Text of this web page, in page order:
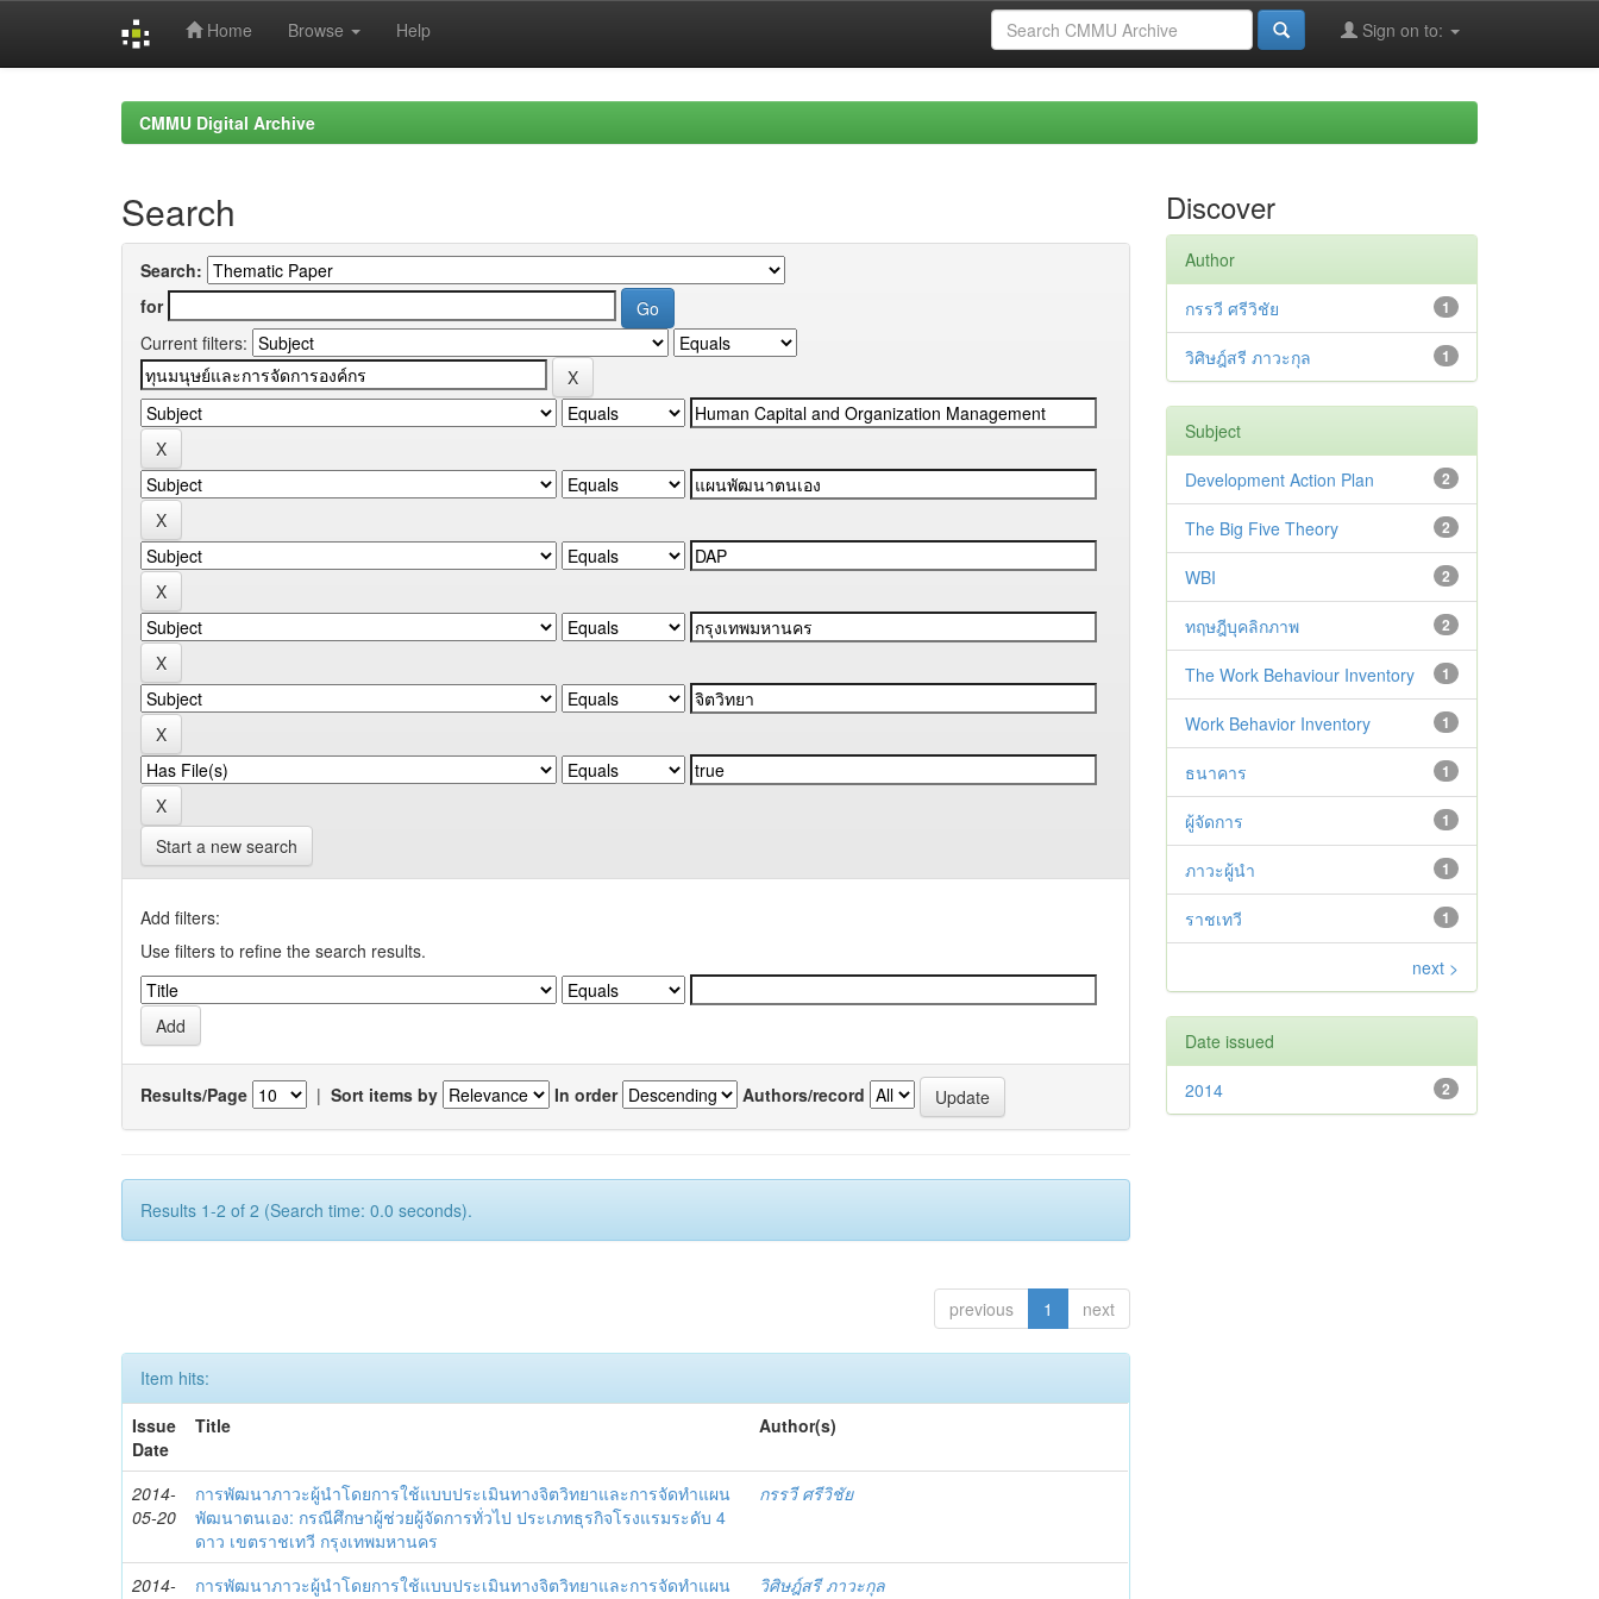
Home Browse Help Sign on to:
CMMU Digital Archive
Search
Search:
for
Current filters:
Start a new search
Add filters:
Use filters to refine the search results.
Results/Page | Sort items by In order Authors/record
Results 1-2 of 2 (Search time: 0.0 seconds).
previous 1 next
Item hits:
Issue
Date
Title Author(s)
2014-
05-20
การพัฒนาภาวะผู้นำโดยการใช้แบบประเมินทางจิตวิทยาและการจัดทำแผน
พัฒนาตนเอง: กรณีศึกษาผู้ช่วยผู้จัดการทั่วไป ประเภทธุรกิจโรงแรมระดับ 4
ดาว เขตราชเทวี กรุงเทพมหานคร
กรรวี ศรีวิชัย
2014-
การพัฒนาภาวะผู้นำโดยการใช้แบบประเมินทางจิตวิทยาและการจัดทำแผน
วิศิษฎ์สรี ภาวะกุล
Discover
Author
1
กรรวี ศรีวิชัย
1
วิศิษฎ์สรี ภาวะกุล
Subject
2
Development Action Plan
2
The Big Five Theory
2
WBI
2
ทฤษฎีบุคลิกภาพ
1
The Work Behaviour Inventory
1
Work Behavior Inventory
1
ธนาคาร
1
ผู้จัดการ
1
ภาวะผู้นำ
1
ราชเทวี
next >
Date issued
2
2014